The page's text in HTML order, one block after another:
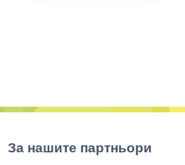
За нашите партньори